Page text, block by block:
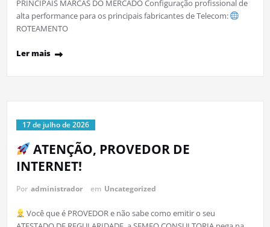
PRINCIPAIS MARCAS DO MERCADO Configuração profissional de
alta performance para os principais fabricantes de Telecom:
ROTEAMENTO
Ler mais
17 de julho de 2026
ATENÇÃO, PROVEDOR DE
INTERNET!
Por administrador em Uncategorized
Você que é PROVEDOR e não sabe como emitir o seu